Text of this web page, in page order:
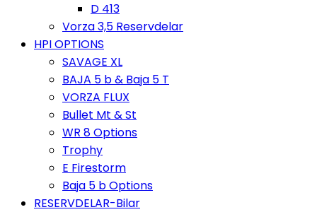
D 413
Vorza 3,5 Reservdelar
HPI OPTIONS
SAVAGE XL
BAJA 5 b & Baja 5 T
VORZA FLUX
Bullet Mt & St
WR 8 Options
Trophy
E Firestorm
Baja 5 b Options
RESERVDELAR-Bilar